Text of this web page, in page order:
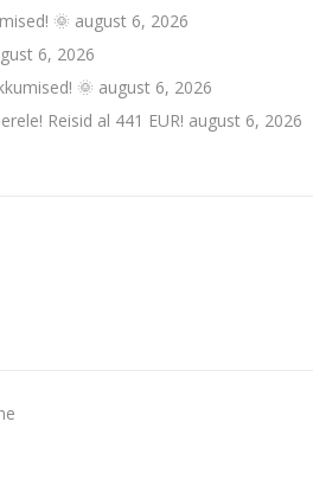
🌞 august 6, 2026
6, 2026
🌞 august 6, 2026
Reisid al 441 EUR! august 6, 2026